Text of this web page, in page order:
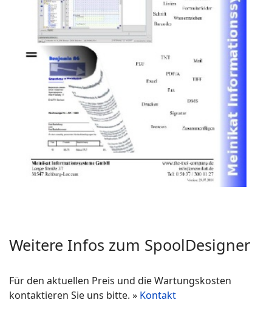
Weitere Infos zum SpoolDesigner
Für den aktuellen Preis und die Wartungskosten
kontaktieren Sie uns bitte. » Kontakt